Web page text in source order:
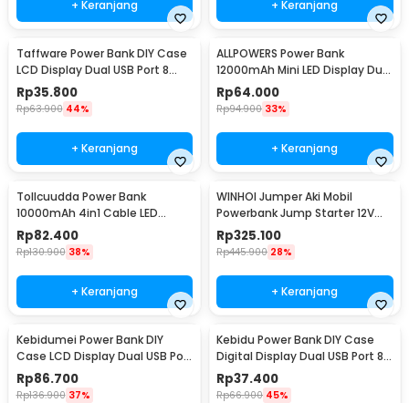
+ Keranjang + Keranjang
Taffware Power Bank DIY Case
LCD Display Dual USB Port 8
PCS 18650 - A8
Rp35.800
Rp63.900 44%
+ Keranjang
ALLPOWERS Power Bank
12000mAh Mini LED Display Dual
Port USB - S3000B
Rp64.000
Rp94.900 33%
+ Keranjang
Tollcuudda Power Bank
10000mAh 4in1 Cable LED
Flashlight USB Port - Tol1
Rp82.400
Rp130.900 38%
+ Keranjang
WINHOI Jumper Aki Mobil
Powerbank Jump Starter 12V
10000mAh 600A - JX27
Rp325.100
Rp445.900 28%
+ Keranjang
Kebidumei Power Bank DIY
Case LCD Display Dual USB Port
4 PCS 18650 - KA4
Rp86.700
Rp136.900 37%
Kebidu Power Bank DIY Case
Digital Display Dual USB Port 8
PCS 18650 - C18
Rp37.400
Rp66.900 45%